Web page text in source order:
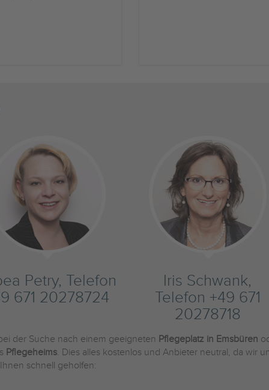
Petry, Telefon
671 20278724
Iris Schwank,
Telefon +49 671
20278718
der Suche nach einem geeigneten Pflegeplatz in Emsbüren
Pflegeheims. Dies alles kostenlos und Anbieter neutral, da wir
schnell geholfen: